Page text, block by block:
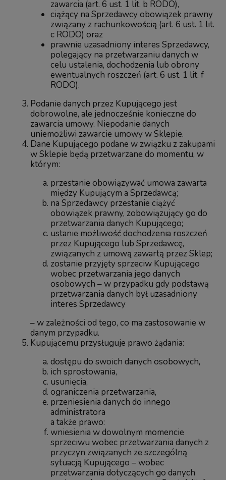
zawarcia (art. 6 ust. 1 lit. b RODO),
ciążący na Sprzedawcy obowiązek prawny
związany z rachunkowością (art. 6 ust. 1 lit.
c RODO) oraz
prawnie uzasadniony interes Sprzedawcy,
polegający na przetwarzaniu danych w
celu ustalenia, dochodzenia lub obrony
ewentualnych roszczeń (art. 6 ust. 1 lit. f
RODO).
Podanie danych przez Kupującego jest
dobrowolne, ale jednocześnie konieczne do
zawarcia umowy. Niepodanie danych
uniemożliwi zawarcie umowy w Sklepie.
Dane Kupującego podane w związku z zakupami
w Sklepie będą przetwarzane do momentu, w
którym:
przestanie obowiązywać umowa zawarta
między Kupującym a Sprzedawcą;
na Sprzedawcy przestanie ciążyć
obowiązek prawny, zobowiązujący go do
przetwarzania danych Kupującego;
ustanie możliwość dochodzenia roszczeń
przez Kupującego lub Sprzedawcę,
związanych z umową zawartą przez Sklep;
zostanie przyjęty sprzeciw Kupującego
wobec przetwarzania jego danych
osobowych – w przypadku gdy podstawą
przetwarzania danych był uzasadniony
interes Sprzedawcy
– w zależności od tego, co ma zastosowanie w
danym przypadku.
Kupującemu przysługuje prawo żądania:
dostępu do swoich danych osobowych,
ich sprostowania,
usunięcia,
ograniczenia przetwarzania,
przeniesienia danych do innego
administratora
a także prawo:
wniesienia w dowolnym momencie
sprzeciwu wobec przetwarzania danych z
przyczyn związanych ze szczególną
sytuacją Kupującego – wobec
przetwarzania dotyczących go danych